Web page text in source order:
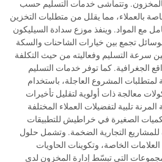
بالمخزون. وتتماشى خدمات التسليم حسب
بالعملاء، مما يقلل من متطلبات التخزين
مع المواد. وينفذ موزع سدادة السيليكون
تجمع بين خيارات الشاحنات والسكة
سرعة التسليم وفعاليته من حيث التكلفة
الجغرافية. كما توفر خدمات التسليم
المشروع العاجلة، باستخدام
معالجة ذات أولوية لتقليل تأخيرات
تلبية لتفضيلات العملاء المختلفة
الصغيرة في خراطيش للتطبيقات
للمشاريع التجارية الضخمة. وتشمل حلول
الخاصة، وتكوينات الحاويات
التي تبسّط إدارة المخزون لدى